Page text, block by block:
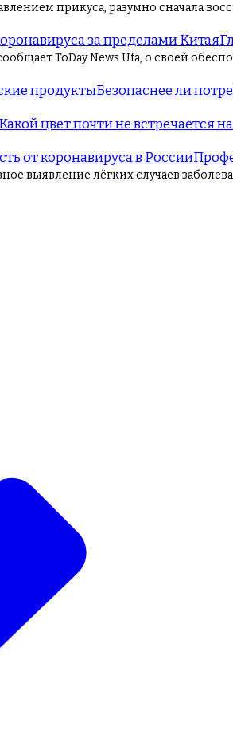
прикуса, разумно сначала
ToDay News Ufa, о своей
Безопаснее ли
цвет почти не встречается
выявление лёгких случаев